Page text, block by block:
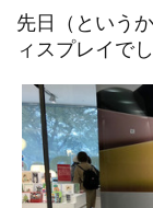
先日（という
ィスプレイでし